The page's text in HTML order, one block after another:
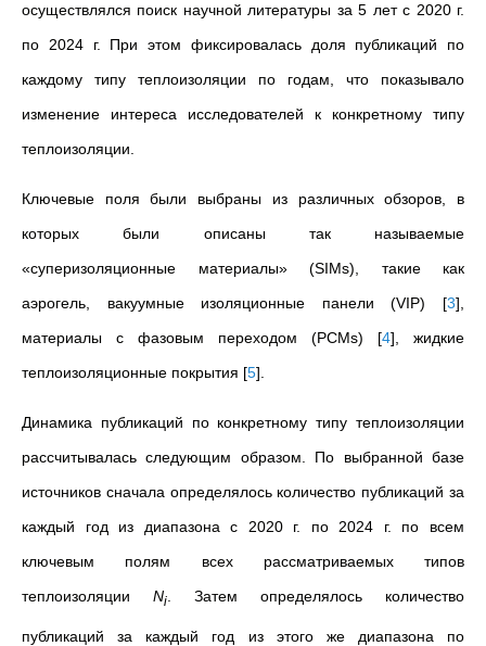
осуществлялся поиск научной литературы за 5 лет с 2020 г.
по 2024
г. При этом фиксировалась доля публикаций по
каждому типу теплоизоляции по годам, что показывало
изменение интереса исследователей к конкретному типу
теплоизоляции.
Ключевые поля были выбраны из различных обзоров, в
которых были описаны так называемые
«суперизоляционные материалы» (SIMs), такие как
аэрогель, вакуумные изоляционные панели (VIP) [3]
материалы с фазовым переходом (PCMs) [4] , жидкие
теплоизоляционные покрытия [5]
Динамика публикаций по конкретному типу теплоизоляции
рассчитывалась следующим образом. По выбранной базе
источников сначала определялось количество публикаций за
каждый год из диапазона с 2020 г. по 2024 г. по всем
ключевым полям всех рассматриваемых типов
теплоизоляции Ni . Затем определялось количество
публикаций за каждый год из этого же диапазона по